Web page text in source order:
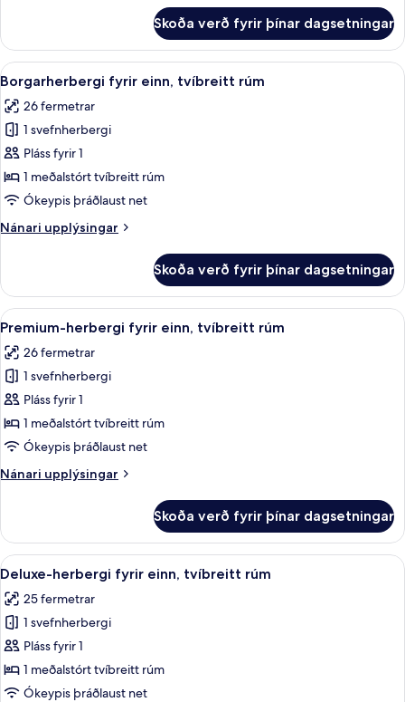
herbergi
Skoða verð fyrir þínar dagsetningar
Skoða
allar
myndir
fyrir
Borgarherbergi
fyrir
einn,
rúm
Rúmföt af bestu gerð, míníbar,
5
Borgarherbergi fyrir einn, tvíbreitt rúm
26 fermetrar
1 svefnherbergi
Pláss fyrir 1
1 meðalstórt tvíbreitt rúm
Ókeypis þráðlaust net
Nánari upplýsingar
Nánari
fyrir
einn,
tvíbreitt
Skoða verð fyrir þínar dagsetningar
Skoða
allar
myndir
fyrir
Premium-
herbergi
fyrir
tvíbreitt
Rúmföt af bestu gerð, míníbar,
4
Premium-herbergi fyrir einn, tvíbreitt rúm
26 fermetrar
1 svefnherbergi
Pláss fyrir 1
1 meðalstórt tvíbreitt rúm
Ókeypis þráðlaust net
Nánari upplýsingar
Nánari
herbergi
fyrir
einn,
rúm
Skoða verð fyrir þínar dagsetningar
Skoða
allar
myndir
fyrir
Deluxe-
herbergi
fyrir
Rúmföt af bestu gerð, míníbar,
4
Deluxe-herbergi fyrir einn, tvíbreitt rúm
25 fermetrar
1 svefnherbergi
Pláss fyrir 1
1 meðalstórt tvíbreitt rúm
Ókeypis þráðlaust net